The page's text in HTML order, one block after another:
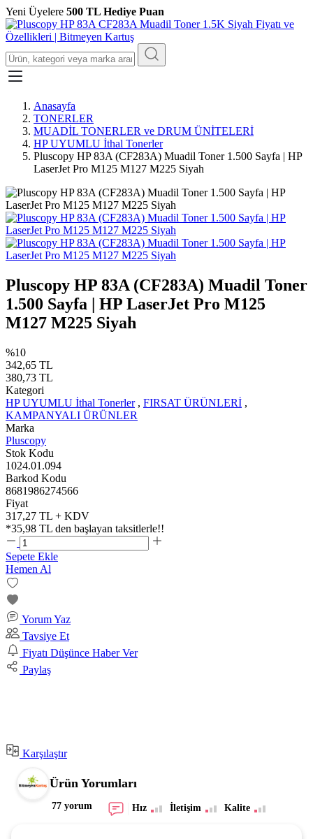
Yeni Üyelere 500 TL Hediye Puan
Anasayfa
TONERLER
MUADİL TONERLER ve DRUM ÜNİTELERİ
HP UYUMLU İthal Tonerler
Pluscopy HP 83A (CF283A) Muadil Toner 1.500 Sayfa | HP
LaserJet Pro M125 M127 M225 Siyah
Pluscopy HP 83A (CF283A) Muadil Toner
1.500 Sayfa | HP LaserJet Pro M125
M127 M225 Siyah
%10
342,65 TL
380,73 TL
Kategori
HP UYUMLU İthal Tonerler , FIRSAT ÜRÜNLERİ ,
KAMPANYALI ÜRÜNLER
Marka
Pluscopy
Stok Kodu
1024.01.094
Barkod Kodu
8681986274566
Fiyat
317,27 TL + KDV
*35,98 TL den başlayan taksitlerle!!
Sepete Ekle
Hemen Al
Yorum Yaz
Tavsiye Et
Fiyatı Düşünce Haber Ver
Paylaş
Karşılaştır
Ürün Yorumları
77 yorum Hız İletişim Kalite